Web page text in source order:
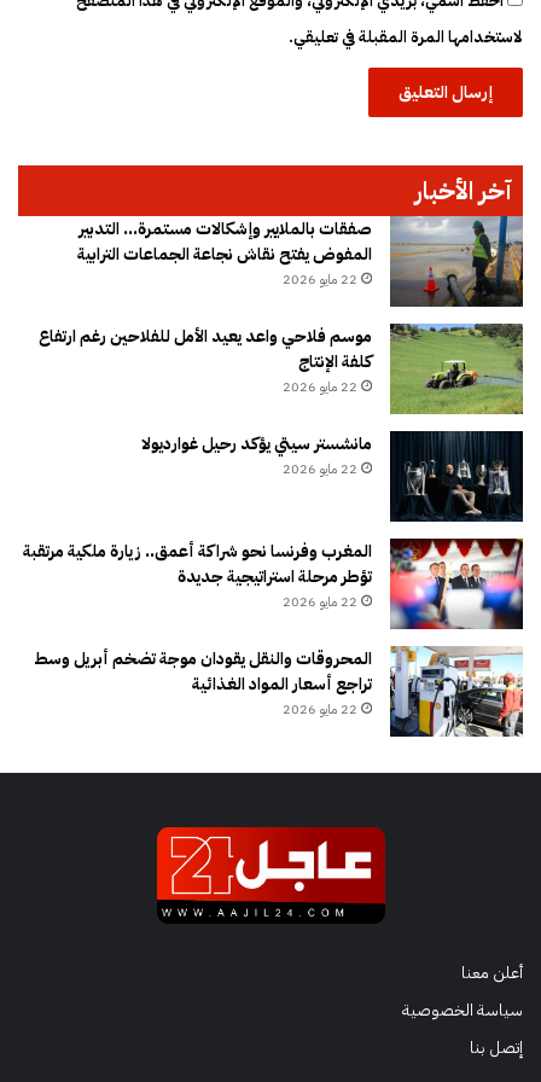
لاستخدامها المرة المقبلة في تعليقي.
آخر الأخبار
صفقات بالملايير وإشكالات مستمرة… التدبير
المفوض يفتح نقاش نجاعة الجماعات الترابية
22 مايو 2026
موسم فلاحي واعد يعيد الأمل للفلاحين رغم ارتفاع
كلفة الإنتاج
22 مايو 2026
مانشستر سيتي يؤكد رحيل غوارديولا
22 مايو 2026
المغرب وفرنسا نحو شراكة أعمق.. زيارة ملكية مرتقبة
تؤطر مرحلة استراتيجية جديدة
22 مايو 2026
المحروقات والنقل يقودان موجة تضخم أبريل وسط
تراجع أسعار المواد الغذائية
22 مايو 2026
أعلن معنا
سياسة الخصوصية
إتصل بنا